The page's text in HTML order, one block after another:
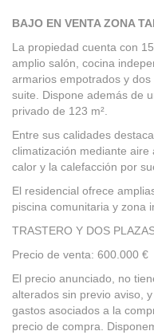
BAJO EN VENTA ZONA
La propiedad cuenta con
amplio salón, cocina
armarios empotrados y
suite. Dispone además de
privado de 123 m².
Entre sus calidades
climatización mediante
calor y la calefacción por
El residencial ofrece
piscina comunitaria y zona
TRASTERO Y DOS
Precio de venta: 600.000 €
El precio anunciado, no
alterados sin previo aviso,
gastos asociados a la
precio de compra.